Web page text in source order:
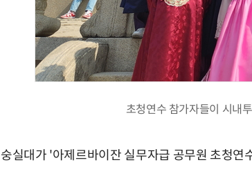
초청연수 참가자들이 시내
숭실대가 '아제르바이잔 실무자급 공무원 초청연